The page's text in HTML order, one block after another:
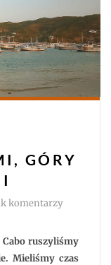
GÓRY
komentarzydo
góry
przed
nami
ruszyliśmy
Mieliśmy czas